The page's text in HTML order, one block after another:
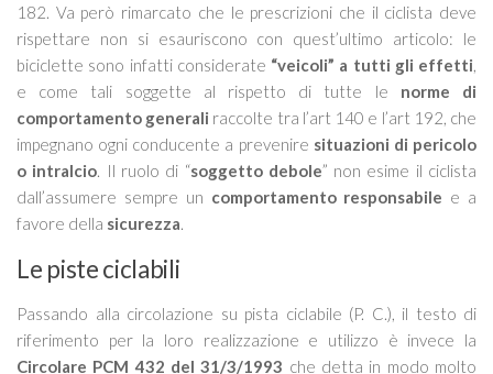
182. Va però rimarcato che le prescrizioni che il ciclista deve
rispettare non si esauriscono con quest’ultimo articolo: le
biciclette sono infatti considerate “veicoli” a tutti gli effetti,
e come tali soggette al rispetto di tutte le norme di
comportamento generali raccolte tra l’art 140 e l’art 192, che
impegnano ogni conducente a prevenire situazioni di pericolo
o intralcio. Il ruolo di “soggetto debole” non esime il ciclista
dall’assumere sempre un comportamento responsabile e a
favore della sicurezza.
Le piste ciclabili
Passando alla circolazione su pista ciclabile (P. C.), il testo di
riferimento per la loro realizzazione e utilizzo è invece la
Circolare PCM 432 del 31/3/1993 che detta in modo molto